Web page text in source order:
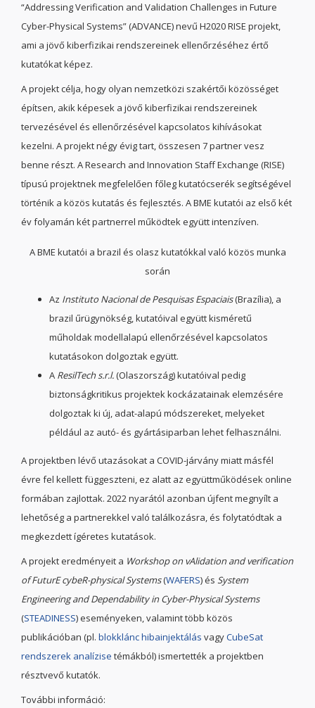
“Addressing Verification and Validation Challenges in Future
Cyber-Physical Systems” (ADVANCE) nevű H2020 RISE projekt,
ami a jövő kiberfizikai rendszereinek ellenőrzéséhez értő
kutatókat képez.
A projekt célja, hogy olyan nemzetközi szakértői közösséget
építsen, akik képesek a jövő kiberfizikai rendszereinek
tervezésével és ellenőrzésével kapcsolatos kihívásokat
kezelni. A projekt négy évig tart, összesen 7 partner vesz
benne részt. A Research and Innovation Staff Exchange (RISE)
típusú projektnek megfelelően főleg kutatócserék segítségével
történik a közös kutatás és fejlesztés. A BME kutatói az első két
év folyamán két partnerrel működtek együtt intenzíven.
A BME kutatói a brazil és olasz kutatókkal való közös munka
során
Az Instituto Nacional de Pesquisas Espaciais(Brazília), a
brazil űrügynökség, kutatóival együtt kisméretű
műholdak modellalapú ellenőrzésével kapcsolatos
kutatásokon dolgoztak együtt.
A ResilTech s.r.l.(Olaszország) kutatóival pedig
biztonságkritikus projektek kockázatainak elemzésére
dolgoztak ki új, adat-alapú módszereket, melyeket
például az autó- és gyártásiparban lehet felhasználni.
A projektben lévő utazásokat a COVID-járvány miatt másfél
évre fel kellett függeszteni, ez alatt az együttműködések online
formában zajlottak. 2022 nyarától azonban újfent megnyílt a
lehetőség a partnerekkel való találkozásra, és folytatódtak a
megkezdett ígéretes kutatások.
A projekt eredményeit a Workshop on vAlidation and verification
of FuturE cybeR-physical Systems(WAFERS) és System
Engineering and Dependability in Cyber-Physical Systems
(STEADINESS) eseményeken, valamint több közös
publikációban (pl. blokklánc hibainjektálás vagyCubeSat
rendszerek analízise témákból) ismertették a projektben
résztvevő kutatók.
További információ: